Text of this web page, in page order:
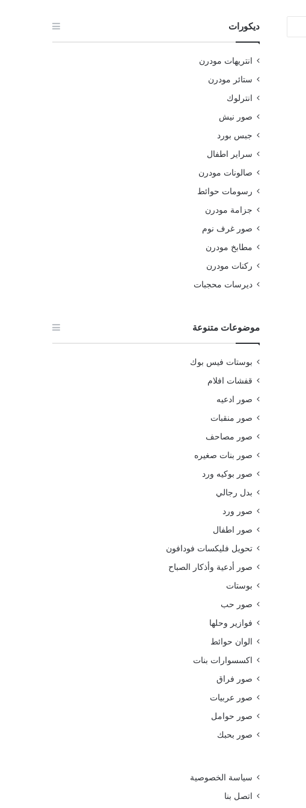
ديكورات
انتريهات مودرن
ستائر مودرن
انترلوك
صور نيش
جبس بورد
سراير اطفال
صالونات مودرن
رسومات حوائط
جزامة مودرن
صور غرف نوم
مطابخ مودرن
ركنات مودرن
ديرسات محجبات
موضوعات متنوعة
بوستات فيس بوك
قفشات افلام
صور ادعيه
صور منقبات
صور مصاحف
صور بنات صغيره
صور بوكيه ورد
بدل رجالي
صور ورد
صور اطفال
تحويل فليكسات فودافون
صور أدعية وأذكار الصباح
بوستات
صور حب
فوازير وحلها
الوان حوائط
اكسسوارات بنات
صور فراق
صور عربيات
صور حوامل
صور بحبك
سياسة الخصوصية
اتصل بنا